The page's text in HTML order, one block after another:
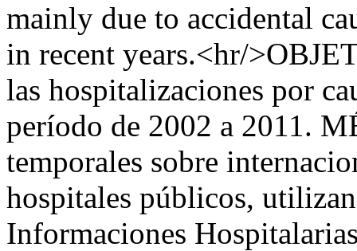
mainly due to accidental
in recent years.<hr/
las hospitalizaciones por
período de 2002 a 2011.
temporales sobre
hospitales públicos,
Informaciones